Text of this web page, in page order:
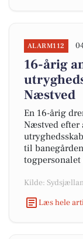
ALARM112
16-årig
Næstved
En 16-årig
Næstved efter
til
togpersonalet
Kilde:
Læs hele